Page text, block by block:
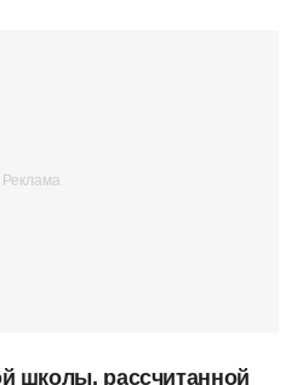
школы, рассчитанной